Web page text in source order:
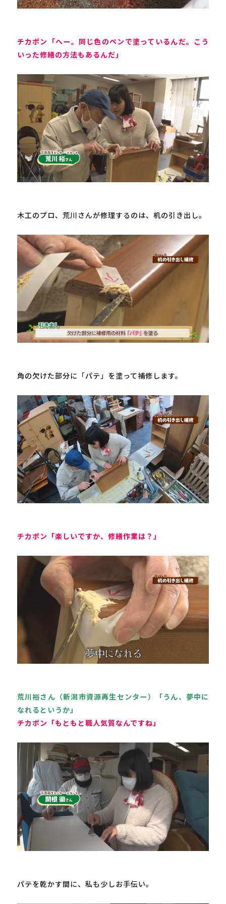
チカポン「へー。同じ色のペンで塗っているんだ。こう
いった修繕の方法もあるんだ」
木工のプロ、荒川さんが修理するのは、机の引き出し。
角の欠けた部分に「パテ」を塗って補修します。
チカポン「楽しいですか、修繕作業は？」
荒川裕さん（新潟市資源再生センター）「うん、夢中に
なれるというか」
チカポン「もともと職人気質なんですね」
パテを乾かす間に、私も少しお手伝い。